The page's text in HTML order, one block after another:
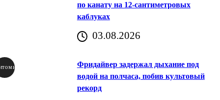
по канату на 12-сантиметровых
каблуках
03.08.2026
Фридайвер задержал дыхание под
водой на полчаса, побив культовый
рекорд